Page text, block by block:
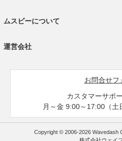
ムスビーについて
運営会社
お問合せフ
カスタマーサポ
月～金 9:00～17:00（土
Copyright © 2006-2026 Wavedash